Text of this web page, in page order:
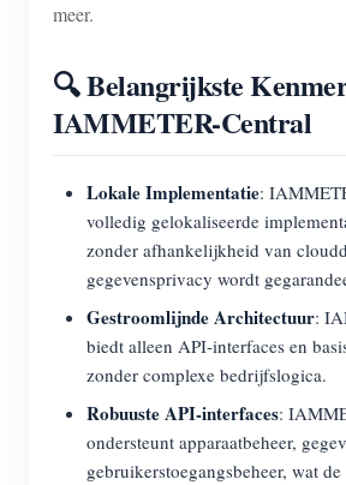
meer.
🔍 Belangrijkste
IAMMETER-Central
Lokale Implementatie:
volledig gelokaliseerde
zonder afhankelijkheid van
gegevensprivacy wordt
Gestroomlijnde Architectuur:
biedt alleen API-interfaces en
zonder complexe bedrijfslogica.
Robuuste API-interfaces:
ondersteunt apparaatbeheer,
gebruikerstoegangsbeheer, wat